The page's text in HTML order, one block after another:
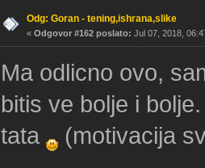
Odg: Goran - tening,ishrana,slike
« Odgovor #162 poslato: Jul 07, 2018,
Ma odlicno ovo,
bitis ve bolje i
tata
(motivacija